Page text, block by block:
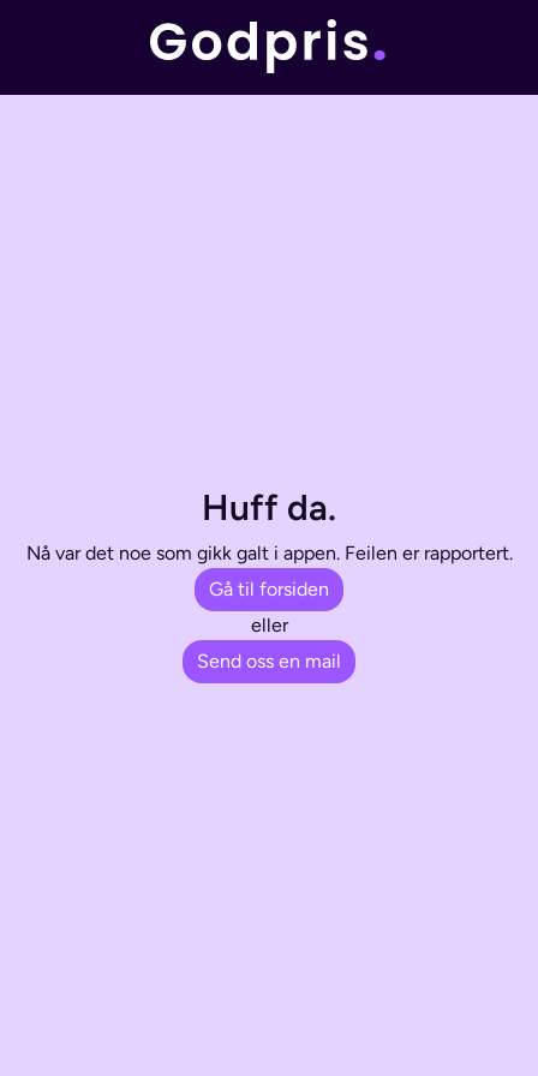
Huff da.
Nå var det noe som gikk galt i appen. Feilen er rapportert.
Gå til forsiden
eller
Send oss en mail